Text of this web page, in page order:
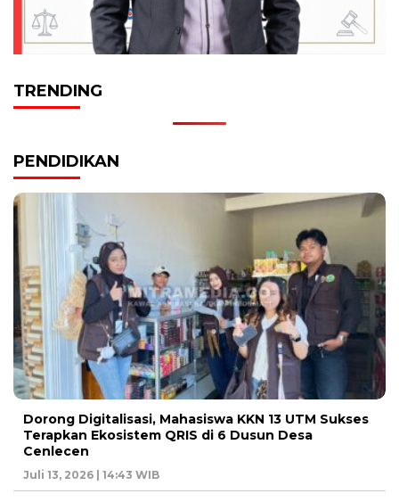
TRENDING
PENDIDIKAN
Dorong Digitalisasi, Mahasiswa KKN 13 UTM Sukses
Terapkan Ekosistem QRIS di 6 Dusun Desa
Cenlecen
Juli 13, 2026 | 14:43 WIB